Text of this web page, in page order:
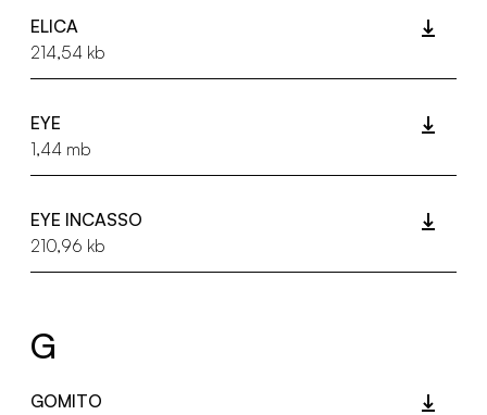
ELICA
214,54 kb
EYE
1,44 mb
EYE INCASSO
210,96 kb
G
GOMITO